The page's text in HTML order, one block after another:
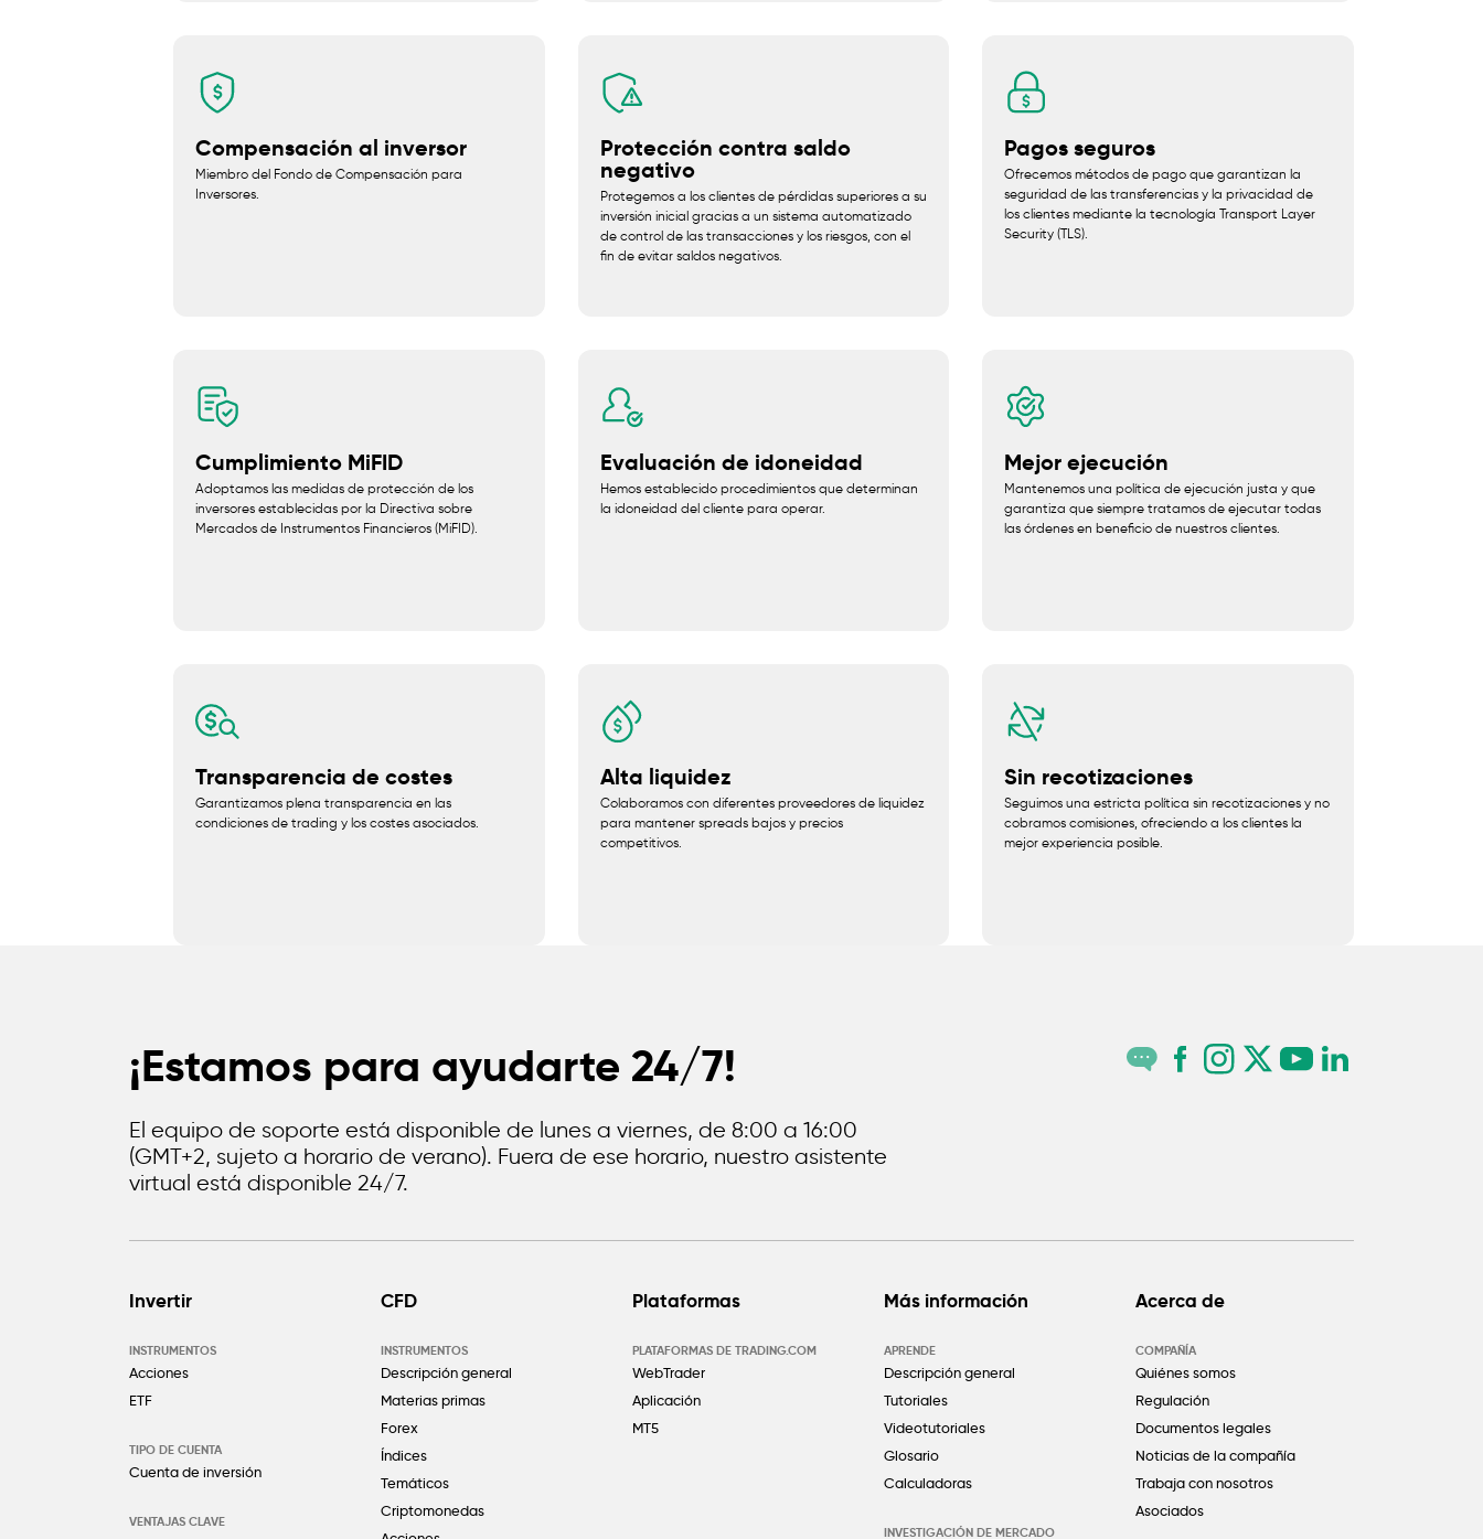
Compensación al inversor
Miembro del Fondo de Compensación para
Inversores.
Protección contra saldo
negativo
Protegemos a los clientes de pérdidas superiores a su
inversión inicial gracias a un sistema automatizado
de control de las transacciones y los riesgos, con el
fin de evitar saldos negativos.
Pagos seguros
Ofrecemos métodos de pago que garantizan la
seguridad de las transferencias y la privacidad de
los clientes mediante la tecnología Transport Layer
Security (TLS).
Cumplimiento MiFID
Adoptamos las medidas de protección de los
inversores establecidas por la Directiva sobre
Mercados de Instrumentos Financieros (MiFID).
Evaluación de idoneidad
Hemos establecido procedimientos que determinan
la idoneidad del cliente para operar.
Mejor ejecución
Mantenemos una política de ejecución justa y que
garantiza que siempre tratamos de ejecutar todas
las órdenes en beneficio de nuestros clientes.
Transparencia de costes
Garantizamos plena transparencia en las
condiciones de trading y los costes asociados.
Alta liquidez
Colaboramos con diferentes proveedores de liquidez
para mantener spreads bajos y precios
competitivos.
Sin recotizaciones
Seguimos una estricta política sin recotizaciones y no
cobramos comisiones, ofreciendo a los clientes la
mejor experiencia posible.
¡Estamos para ayudarte 24/7!
El equipo de soporte está disponible de lunes a viernes, de 8:00 a 16:00
(GMT+2, sujeto a horario de verano). Fuera de ese horario, nuestro asistente
virtual está disponible 24/7.
Invertir
INSTRUMENTOS
Acciones
ETF
TIPO DE CUENTA
Cuenta de inversión
VENTAJAS CLAVE
CFD
INSTRUMENTOS
Descripción general
Materias primas
Forex
Índices
Temáticos
Criptomonedas
Plataformas
PLATAFORMAS DE TRADING.COM
WebTrader
Aplicación
MT5
Más información
APRENDE
Descripción general
Tutoriales
Videotutoriales
Glosario
Calculadoras
INVESTIGACIÓN DE MERCADO
Acerca de
COMPAÑÍA
Quiénes somos
Regulación
Documentos legales
Noticias de la compañía
Trabaja con nosotros
Asociados